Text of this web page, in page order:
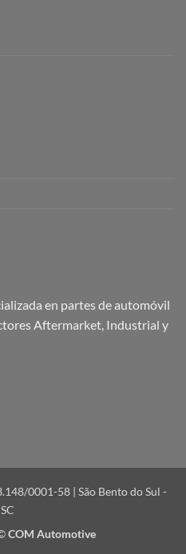
en partes de automóvil
Aftermarket, Industrial y
0001-58 | São Bento do Sul -
SC
COM Automotive